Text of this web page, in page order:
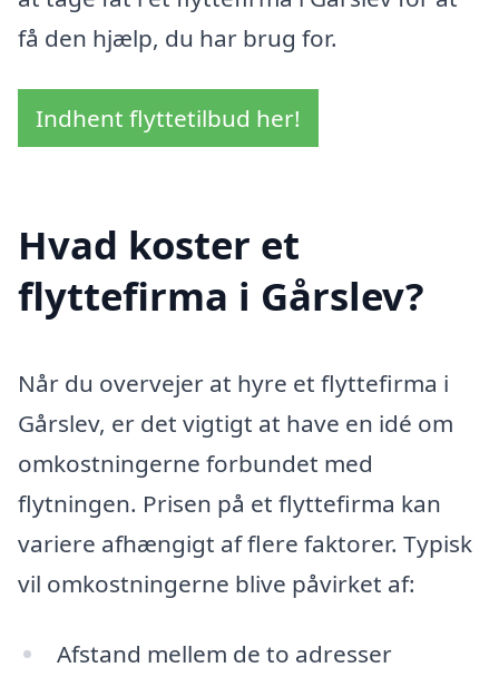
få den hjælp, du har brug for.
Indhent flyttetilbud her!
Hvad koster et
flyttefirma i Gårslev?
Når du overvejer at hyre et flyttefirma i
Gårslev, er det vigtigt at have en idé om
omkostningerne forbundet med
flytningen. Prisen på et flyttefirma kan
variere afhængigt af flere faktorer. Typisk
vil omkostningerne blive påvirket af:
Afstand mellem de to adresser